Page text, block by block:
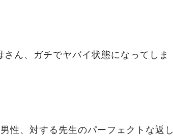
ん、ガチでヤバイ状態になってしま
性、対する先生のパーフェクトな返し